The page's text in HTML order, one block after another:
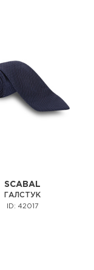
SCABAL
ГАЛСТУК
ID: 42017